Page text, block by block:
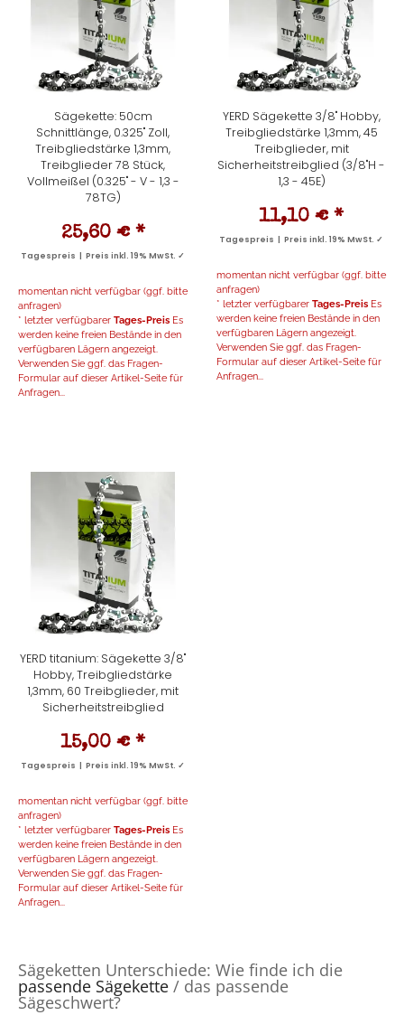
Sägekette: 50cm
Schnittlänge, 0.325" Zoll,
Treibgliedstärke 1,3mm,
Treibglieder 78 Stück,
Vollmeißel (0.325" - V - 1,3 -
78TG)
25,60 € *
Tagespreis | Preis inkl. 19% MwSt. ✓
momentan nicht verfügbar (ggf. bitte
anfragen)
* letzter verfügbarer Tages-Preis Es
werden keine freien Bestände in den
verfügbaren Lägern angezeigt.
Verwenden Sie ggf. das Fragen-
Formular auf dieser Artikel-Seite für
Anfragen...
YERD Sägekette 3/8" Hobby,
Treibgliedstärke 1,3mm, 45
Treibglieder, mit
Sicherheitstreibglied (3/8"H -
1,3 - 45E)
11,10 € *
Tagespreis | Preis inkl. 19% MwSt. ✓
momentan nicht verfügbar (ggf. bitte
anfragen)
* letzter verfügbarer Tages-Preis Es
werden keine freien Bestände in den
verfügbaren Lägern angezeigt.
Verwenden Sie ggf. das Fragen-
Formular auf dieser Artikel-Seite für
Anfragen...
YERD titanium: Sägekette 3/8"
Hobby, Treibgliedstärke
1,3mm, 60 Treibglieder, mit
Sicherheitstreibglied
15,00 € *
Tagespreis | Preis inkl. 19% MwSt. ✓
momentan nicht verfügbar (ggf. bitte
anfragen)
* letzter verfügbarer Tages-Preis Es
werden keine freien Bestände in den
verfügbaren Lägern angezeigt.
Verwenden Sie ggf. das Fragen-
Formular auf dieser Artikel-Seite für
Anfragen...
Sägeketten Unterschiede: Wie finde ich die
passende Sägekette / das passende
Sägeschwert?